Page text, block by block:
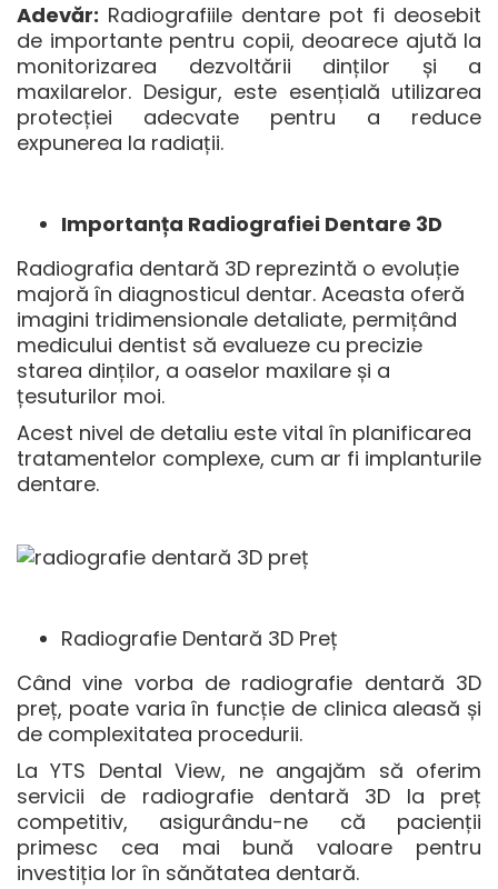
Adevăr: Radiografiile dentare pot fi deosebit
de importante pentru copii, deoarece ajută la
monitorizarea dezvoltării dinților și a
maxilarelor. Desigur, este esențială utilizarea
protecției adecvate pentru a reduce
expunerea la radiații.
Importanța Radiografiei Dentare 3D
Radiografia dentară 3D reprezintă o evoluție
majoră în diagnosticul dentar. Aceasta oferă
imagini tridimensionale detaliate, permițând
medicului dentist să evalueze cu precizie
starea dinților, a oaselor maxilare și a
țesuturilor moi.
Acest nivel de detaliu este vital în planificarea
tratamentelor complexe, cum ar fi implanturile
dentare.
Radiografie Dentară 3D Preț
Când vine vorba de radiografie dentară 3D
preț, poate varia în funcție de clinica aleasă și
de complexitatea procedurii.
La YTS Dental View, ne angajăm să oferim
servicii de radiografie dentară 3D la preț
competitiv, asigurându-ne că pacienții
primesc cea mai bună valoare pentru
investiția lor în sănătatea dentară.